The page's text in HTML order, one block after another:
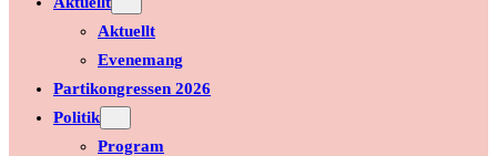
Aktuellt
Evenemang
Partikongressen 2026
Politik
Program